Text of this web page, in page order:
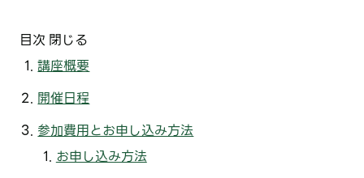
目次 閉じる
講座概要
開催日程
参加費用とお申し込み方法
お申し込み方法